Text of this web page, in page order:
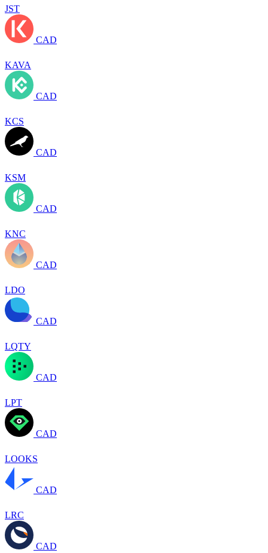
JST
CAD
KAVA
CAD
KCS
CAD
KSM
CAD
KNC
CAD
LDO
CAD
LQTY
CAD
LPT
CAD
LOOKS
CAD
LRC
CAD